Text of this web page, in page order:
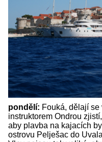
pondělí: Fouká, dělají
instruktorem Ondrou
aby plavba na kajacích
ostrovu Pelješac do